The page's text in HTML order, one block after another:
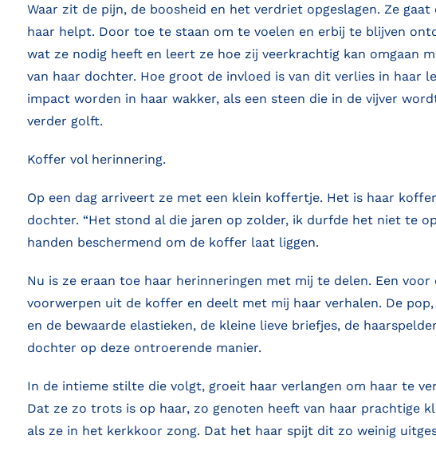
Waar zit de pijn, de boosheid en het verdriet opgeslagen. Ze
haar helpt. Door toe te staan om te voelen en erbij te blijven
wat ze nodig heeft en leert ze hoe zij veerkrachtig kan omgaan
van haar dochter. Hoe groot de invloed is van dit verlies in haar
impact worden in haar wakker, als een steen die in de vijver
verder golft.
Koffer vol herinnering.
Op een dag arriveert ze met een klein koffertje. Het is haar
dochter. “Het stond al die jaren op zolder, ik durfde het niet te
handen beschermend om de koffer laat liggen.
Nu is ze eraan toe haar herinneringen met mij te delen. Een
voorwerpen uit de koffer en deelt met mij haar verhalen. De
en de bewaarde elastieken, de kleine lieve briefjes, de
dochter op deze ontroerende manier.
In de intieme stilte die volgt, groeit haar verlangen om haar te
Dat ze zo trots is op haar, zo genoten heeft van haar prachtige
als ze in het kerkkoor zong. Dat het haar spijt dit zo weinig